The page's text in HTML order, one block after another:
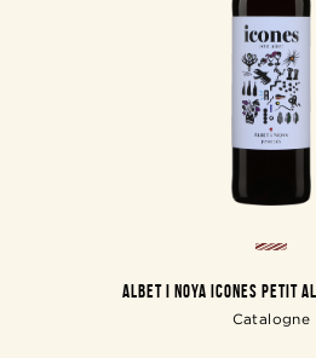
ALBET I NOYA ICONES PETIT
Catalogne